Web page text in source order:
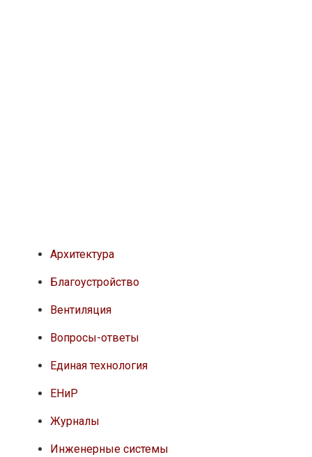
Архитектура
Благоустройство
Вентиляция
Вопросы-ответы
Единая технология
ЕНиР
Журналы
Инженерные системы